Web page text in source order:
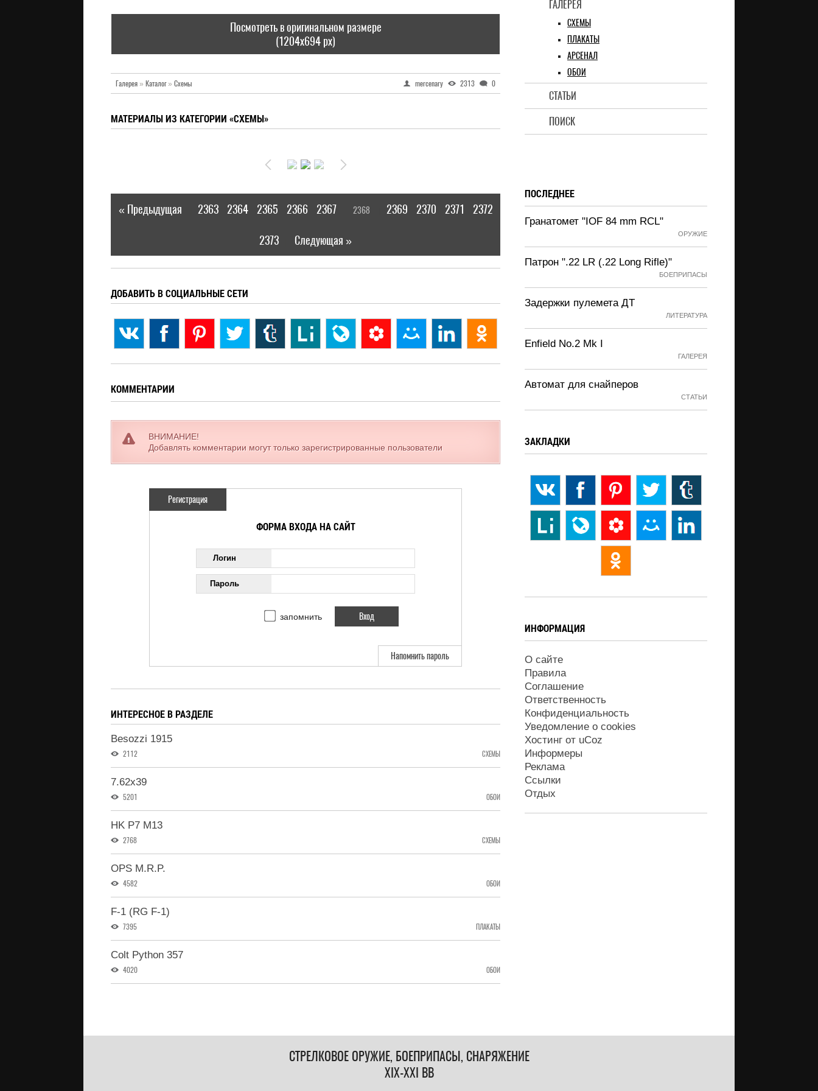
ГАЛЕРЕЯ
СХЕМЫ
ПЛАКАТЫ
АРСЕНАЛ
ОБОИ
СТАТЬИ
ПОИСК
Посмотреть в оригинальном размере
(1204x694 px)
Галерея» Каталог» Схемы mercenary 2313 0
МАТЕРИАЛЫ ИЗ КАТЕГОРИИ «СХЕМЫ»
« Предыдущая 2363 2364 2365 2366 2367 2368 2369 2370 2371 2372
2373 Следующая »
ДОБАВИТЬ В СОЦИАЛЬНЫЕ СЕТИ
КОММЕНТАРИИ
ВНИМАНИЕ!
Добавлять комментарии могут только зарегистрированные пользователи
Регистрация
ФОРМА ВХОДА НА САЙТ
Логин
Пароль
запомнить
Напомнить пароль
ИНТЕРЕСНОЕ В РАЗДЕЛЕ
Besozzi 1915
2112 СХЕМЫ
7.62x39
5201 ОБОИ
HK P7 M13
2768 СХЕМЫ
OPS M.R.P.
4582 ОБОИ
F-1 (RG F-1)
7395 ПЛАКАТЫ
Colt Python 357
4020 ОБОИ
ПОСЛЕДНЕЕ
Гранатомет "IOF 84 mm RCL"
ОРУЖИЕ
Патрон ".22 LR (.22 Long Rifle)"
БОЕПРИПАСЫ
Задержки пулемета ДТ
ЛИТЕРАТУРА
Enfield No.2 Mk I
ГАЛЕРЕЯ
Автомат для снайперов
СТАТЬИ
ЗАКЛАДКИ
ИНФОРМАЦИЯ
О сайте
Правила
Соглашение
Ответственность
Конфиденциальность
Уведомление о cookies
Хостинг от uCoz
Информеры
Реклама
Ссылки
Отдых
СТРЕЛКОВОЕ ОРУЖИЕ, БОЕПРИПАСЫ, СНАРЯЖЕНИЕ
XIX-XXI ВВ